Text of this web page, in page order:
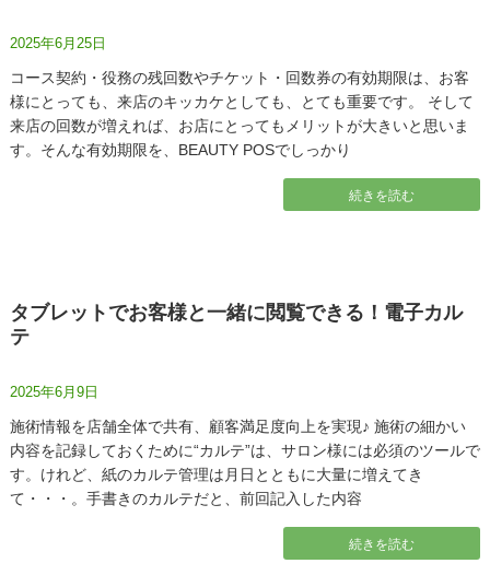
2025年6月25日
コース契約・役務の残回数やチケット・回数券の有効期限は、お客
様にとっても、来店のキッカケとしても、とても重要です。 そして
来店の回数が増えれば、お店にとってもメリットが大きいと思いま
す。そんな有効期限を、BEAUTY POSでしっかり
続きを読む
タブレットでお客様と一緒に閲覧できる！電子カル
テ
2025年6月9日
施術情報を店舗全体で共有、顧客満足度向上を実現♪ 施術の細かい
内容を記録しておくために“カルテ”は、サロン様には必須のツールで
す。けれど、紙のカルテ管理は月日とともに大量に増えてき
て・・・。手書きのカルテだと、前回記入した内容
続きを読む